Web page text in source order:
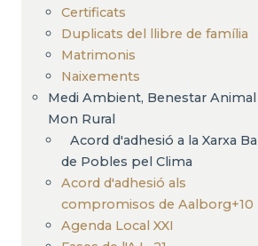
Certificats
Duplicats del llibre de família
Matrimonis
Naixements
Medi Ambient, Benestar Animal
Mon Rural
Acord d'adhesió a la Xarxa
de Pobles pel Clima
Acord d'adhesió als
compromisos de Aalborg+10
Agenda Local XXI